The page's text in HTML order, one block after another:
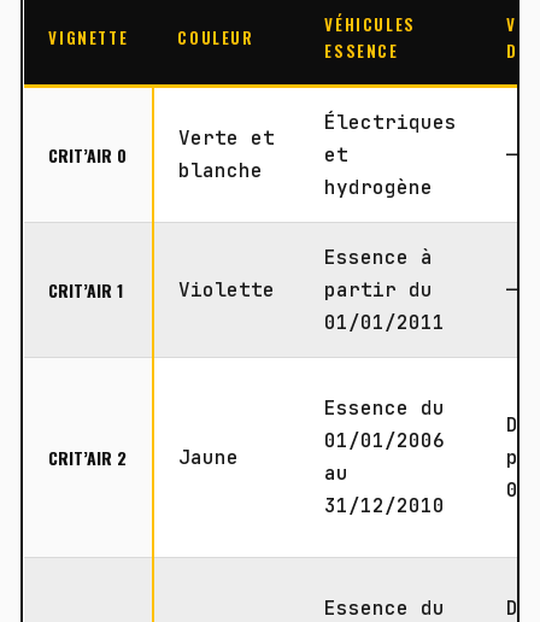
VIGNETTE COULEUR
VÉHICULES
ESSENCE
CRIT’AIR 0
Verte et
blanche
Électriques
et
hydrogène
—
CRIT’AIR 1 Violette
Essence à
partir du
01/01/2011
—
CRIT’AIR 2 Jaune
Essence du
01/01/2006
au
31/12/2010
Essence du